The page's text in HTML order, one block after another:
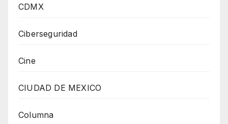
CDMX
Ciberseguridad
Cine
CIUDAD DE MEXICO
Columna